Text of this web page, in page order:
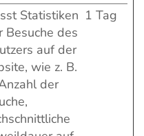
Statistiken
Besuche des
auf der
wie z. B.
der
1 Tag